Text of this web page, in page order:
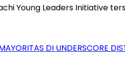
Young Leaders Initiative
DI UNDERSCORE